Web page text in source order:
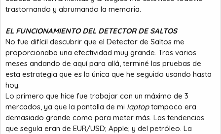
trastornando y abrumando la memoria.
EL FUNCIONAMIENTO DEL DETECTOR DE SALTOS
No fue difícil descubrir que el Detector de Saltos me
proporcionaba una efectividad muy grande. Tras varios
meses andando de aquí para allá, terminé las pruebas de
esta estrategia que es la única que he seguido usando hasta
hoy.
Lo primero que hice fue trabajar con un máximo de 3
mercados, ya que la pantalla de mi laptoptampoco era
demasiado grande como para meter más. Las tendencias
que seguía eran de EUR/USD; Apple; y del petróleo. La